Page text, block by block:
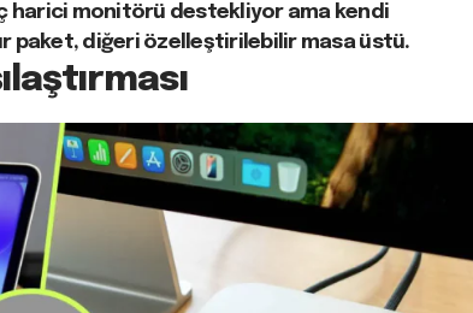
harici monitörü destekliyor ama kendi
paket, diğeri özelleştirilebilir masa üstü.